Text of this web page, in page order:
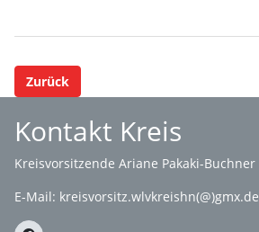
Zurück
Kontakt Kreis
Kreisvorsitzende Ariane Pakaki-Buchner
E-Mail: kreisvorsitz.wlvkreishn(@)gmx.de